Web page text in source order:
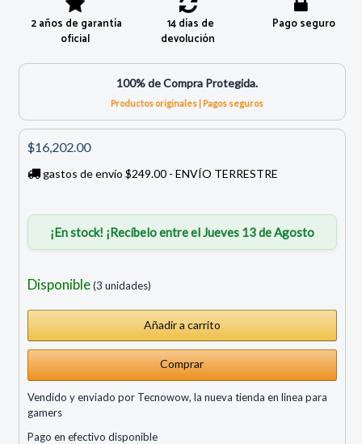
2 años de garantía
oficial
14 días de
devolución
Pago seguro
100% de Compra Protegida.
Productos originales | Pagos seguros
$16,202.00
gastos de envío $249.00 - ENVÍO TERRESTRE
¡En stock! ¡Recíbelo entre el Jueves 13 de Agosto
Disponible(3 unidades)
Comprar
Vendido y enviado por Tecnowow, la nueva tienda en linea para
gamers
Pago en efectivo disponible